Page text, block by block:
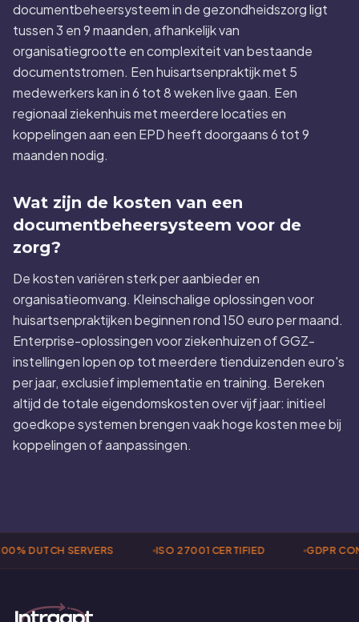
documentbeheersysteem in de gezondheidszorg ligt
tussen 3 en 9 maanden, afhankelijk van
organisatiegrootte en complexiteit van bestaande
documentstromen. Een huisartsenpraktijk met 5
medewerkers kan in 6 tot 8 weken live gaan. Een
regionaal ziekenhuis met meerdere locaties en
koppelingen aan een EPD heeft doorgaans 6 tot 9
maanden nodig.
Wat zijn de kosten van een
documentbeheersysteem voor de
zorg?
De kosten variëren sterk per aanbieder en
organisatieomvang. Kleinschalige oplossingen voor
huisartsenpraktijken beginnen rond 150 euro per maand.
Enterprise-oplossingen voor ziekenhuizen of GGZ-
instellingen lopen op tot meerdere tienduizenden euro's
per jaar, exclusief implementatie en training. Bereken
altijd de totale eigendomskosten over vijf jaar: initieel
goedkope systemen brengen vaak hoge kosten mee bij
koppelingen of aanpassingen.
DUTCH SERVERS ISO 27001 CERTIFIED GDPR